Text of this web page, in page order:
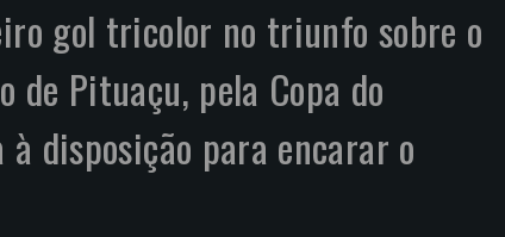
gol tricolor no triunfo sobre o
de Pituaçu, pela Copa do
à disposição para encarar o